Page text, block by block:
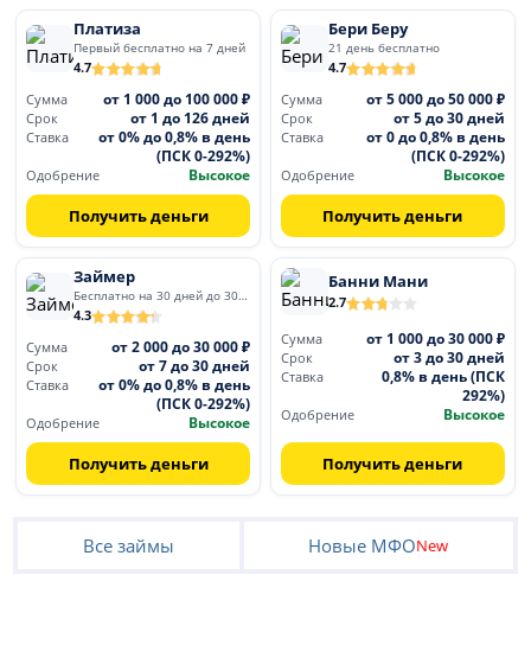
Платиза
Первый бесплатно на 7 дней
4.7
Сумма
от 1 000 до 100 000 ₽
Срок от 1 до 126 дней
Ставка
от 0% до 0,8% в день
(ПСК 0-292%)
Одобрение Высокое
Получить деньги
Бери Беру
21 день бесплатно
4.7
Сумма
от 5 000 до 50 000 ₽
Срок от 5 до 30 дней
Ставка
от 0 до 0,8% в день
(ПСК 0-292%)
Одобрение Высокое
Получить деньги
Займер
Бесплатно на 30 дней до 30 000
4.3
Сумма
от 2 000 до 30 000 ₽
Срок от 7 до 30 дней
Ставка
от 0% до 0,8% в день
(ПСК 0-292%)
Одобрение Высокое
Получить деньги
Банни Мани
2.7
Сумма от 1 000 до 30 000 ₽
Срок от 3 до 30 дней
Ставка
0,8% в день (ПСК
292%)
Одобрение Высокое
Получить деньги
Все займы Новые МФОNew